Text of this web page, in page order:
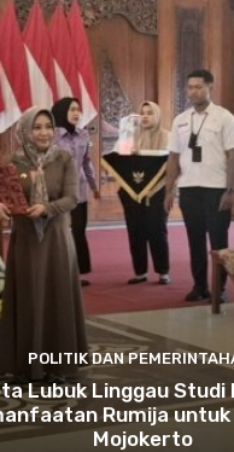
POLITIK DAN
Lubuk Linggau Studi
Rumija untuk
Mojokerto